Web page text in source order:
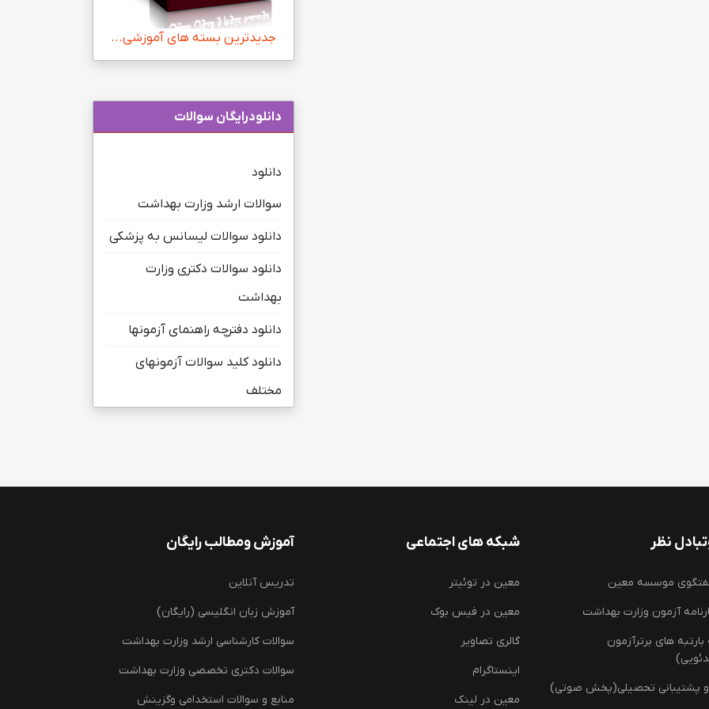
جدیدترین بسته های آموزشی...
دانلودرایگان سوالات
دانلود
سوالات ارشد وزارت بهداشت
دانلود سوالات لیسانس به پزشکی
دانلود سوالات دکتری وزارت
بهداشت
دانلود دفترچه راهنمای آزمونها
دانلود کلید سوالات آزمونهای
مختلف
نظر
موسسه معین
آزمون وزارت بهداشت
های برترآزمون
و پشتیبانی تحصیلی(پخش صوتی)
شبکه های اجتماعی
معین در توئیتر
معین در فیس بوک
گالری تصاویر
اینستاگرام
معین در لینک
آموزش ومطالب رایگان
تدریس آنلاین
آموزش زبان انگلیسی (رایگان)
سوالات کارشناسی ارشد وزارت بهداشت
سوالات دکتری تخصصی وزارت بهداشت
منابع و سوالات استخدامی وگزینش